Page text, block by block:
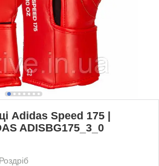
Adidas Speed 175 |
ADISBG175_3_0
Роздріб